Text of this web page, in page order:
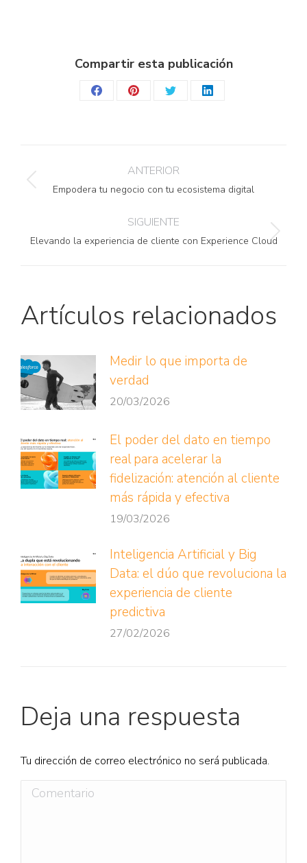
Compartir esta publicación
Share
Share
Share
Share
Navegación
entre
publicaciones
ANTERIOR
Publicación
Empodera tu negocio con tu ecosistema digital
SIGUIENTE
Publicación
Elevando la experiencia de cliente con Experience Cloud
Artículos relacionados
Medir lo que importa de
verdad
20/03/2026
El poder del dato en tiempo
real para acelerar la
fidelización: atención al cliente
más rápida y efectiva
19/03/2026
Inteligencia Artificial y Big
Data: el dúo que revoluciona la
experiencia de cliente
predictiva
27/02/2026
Deja una respuesta
Tu dirección de correo electrónico no será publicada.
Comentario